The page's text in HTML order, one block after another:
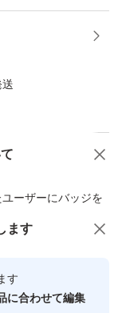
ーザーにバッジを
ザーです
品への質問
ます
す
に合わせて編集